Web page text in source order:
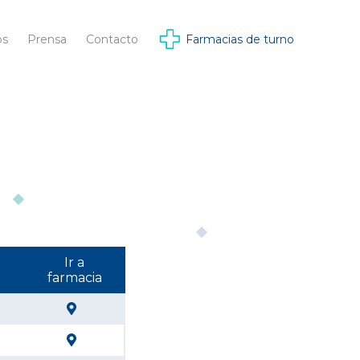
Prensa Contacto Farmacias de turno
Ir a
farmacia